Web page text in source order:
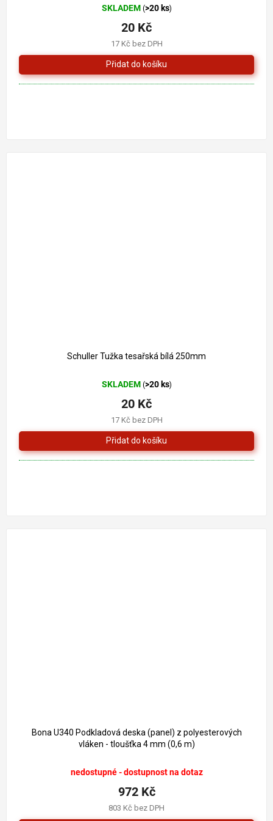
SKLADEM (>20 ks)
17 Kč bez DPH
20 Kč
Schuller Tužka tesařská bílá 250mm
SKLADEM (>20 ks)
17 Kč bez DPH
20 Kč
Bona U340 Podkladová deska (panel) z polyesterových
vláken - tloušťka 4 mm (0,6 m)
nedostupné - dostupnost na dotaz
803 Kč bez DPH
972 Kč